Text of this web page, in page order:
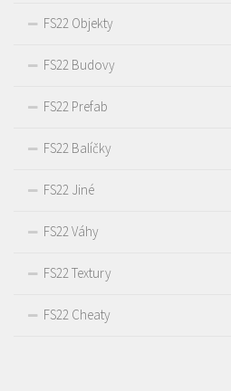
FS22 Objekty
FS22 Budovy
FS22 Prefab
FS22 Balíčky
FS22 Jiné
FS22 Váhy
FS22 Textury
FS22 Cheaty